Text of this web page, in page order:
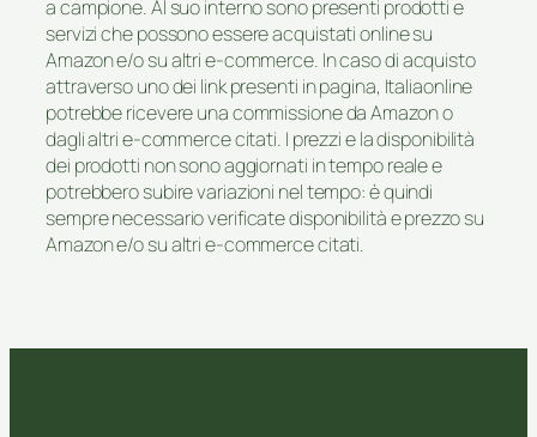
a campione. Al suo interno sono presenti prodotti e
servizi che possono essere acquistati online su
Amazon e/o su altri e-commerce. In caso di acquisto
attraverso uno dei link presenti in pagina, Italiaonline
potrebbe ricevere una commissione da Amazon o
dagli altri e-commerce citati. I prezzi e la disponibilità
dei prodotti non sono aggiornati in tempo reale e
potrebbero subire variazioni nel tempo: è quindi
sempre necessario verificate disponibilità e prezzo su
Amazon e/o su altri e-commerce citati.